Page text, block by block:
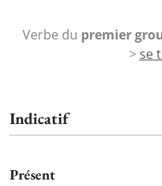
Verbe du premier
> se
Indicatif
Présent